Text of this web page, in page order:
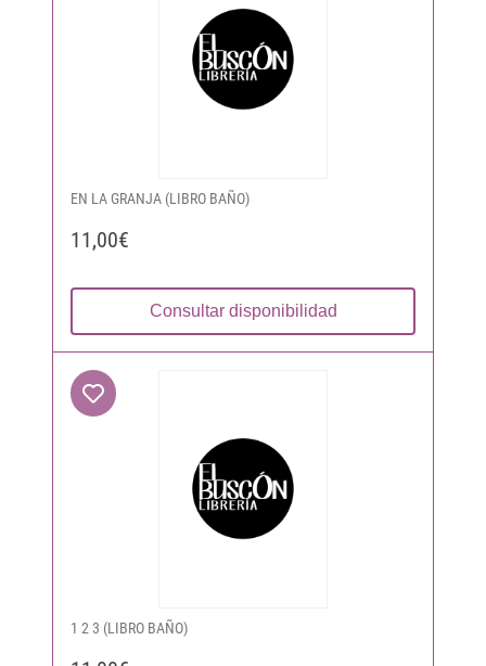
EN LA GRANJA (LIBRO BAÑO)
11,00€
Consultar disponibilidad
1 2 3 (LIBRO BAÑO)